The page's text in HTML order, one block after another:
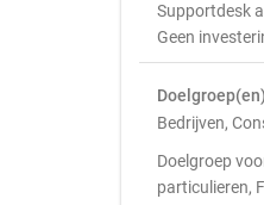
Supportdesk
Geen
Bedrijven,
Doelgroep
particulieren,